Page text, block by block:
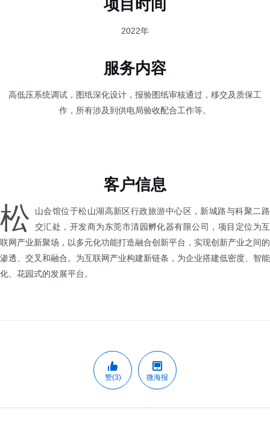
项目时间
2022年
服务内容
高低压系统调试，图纸深化设计，报验图纸审核通过，移交及质保工
作，所有涉及到供电局验收配合工作等。
客户信息
松
山会馆位于松山湖高新区行政旅游中心区，新城路与科聚二路
交汇处，开发商为东莞市清园孵化器有限公司，项目定位为互
联网产业新聚场，以多元化功能打造融合创新平台，实现创新产业之间的
渗透、交叉和融合。为互联网产业构建新链条，为企业搭建低密度、智能
化、花园式的发展平台。
赞(3) 微海报